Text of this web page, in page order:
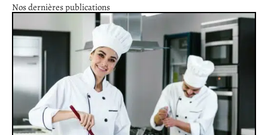
Nos dernières publications